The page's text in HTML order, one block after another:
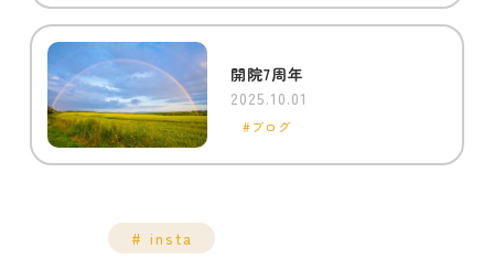
開院7周年
2025.10.01
ブログ
insta